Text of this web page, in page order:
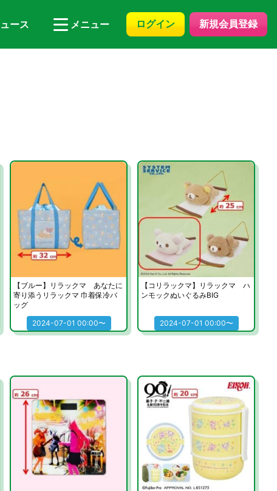
ース メニュー ログイン 新規会員登録
【ブルー】リラックマ あなたに
寄り添うリラックマ 巾着保冷バ
ッグ
2024-07-01 00:00〜
【コリラックマ】リラックマ ハ
ンモックぬいぐるみBIG
2024-07-01 00:00〜